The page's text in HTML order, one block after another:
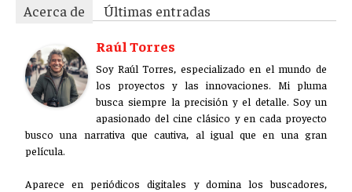
Acerca de
Últimas entradas
Raúl Torres
Soy Raúl Torres, especializado en el mundo de
los proyectos y las innovaciones. Mi pluma
busca siempre la precisión y el detalle. Soy un
apasionado del cine clásico y en cada proyecto
busco una narrativa que cautiva, al igual que en una gran
película.
Aparece en periódicos digitales y domina los buscadores,